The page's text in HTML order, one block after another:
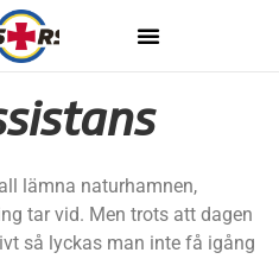
lämna naturhamnen,
tar vid. Men trots att dagen
så lyckas man inte få igång